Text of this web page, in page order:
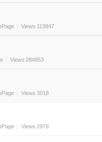
Views 113847
Views 284853
Views 3018
Views 2979